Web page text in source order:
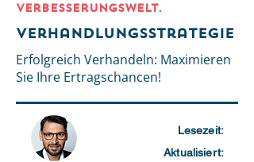
Verbesserungswelt.
Verhandlungsstrategie
Erfolgreich Verhandeln: Maximieren
Sie Ihre Ertragschancen!
Lesezeit:
Aktualisiert: